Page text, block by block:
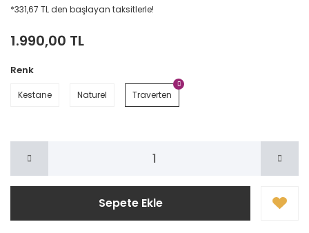
*331,67 TL den başlayan taksitlerle!
1.990,00 TL
Renk
Kestane Naturel Traverten
Sepete Ekle